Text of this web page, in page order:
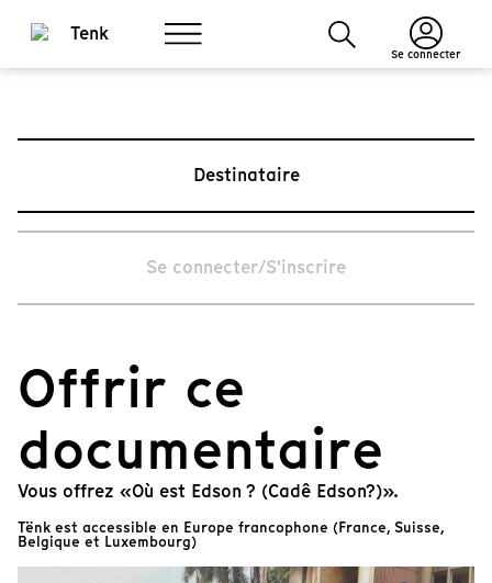
Se connecter
Destinataire
Se connecter/S'inscrire
Offrir ce
documentaire
Vous offrez «Où est Edson ? (Cadê Edson?)».
Tënk est accessible en Europe francophone (France, Suisse,
Belgique et Luxembourg)